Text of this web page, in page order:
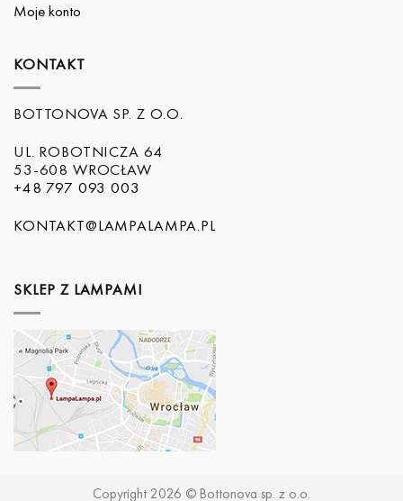
Moje konto
KONTAKT
BOTTONOVA SP. Z O.O.
UL. ROBOTNICZA 64
53-608 WROCŁAW
+48 797 093 003
KONTAKT@LAMPALAMPA.PL
SKLEP Z LAMPAMI
Copyright 2026 © Bottonova sp. z o.o.